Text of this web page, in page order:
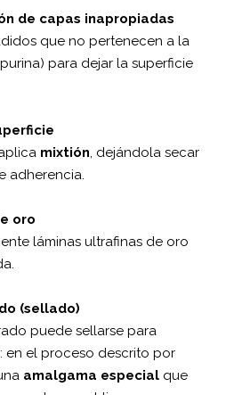
de capas inapropiadas
que no pertenecen a la
para dejar la superficie
mixtión, dejándola secar
adherencia.
oro
láminas ultrafinas de oro
(sellado)
puede sellarse para
en el proceso descrito por
amalgama especial que